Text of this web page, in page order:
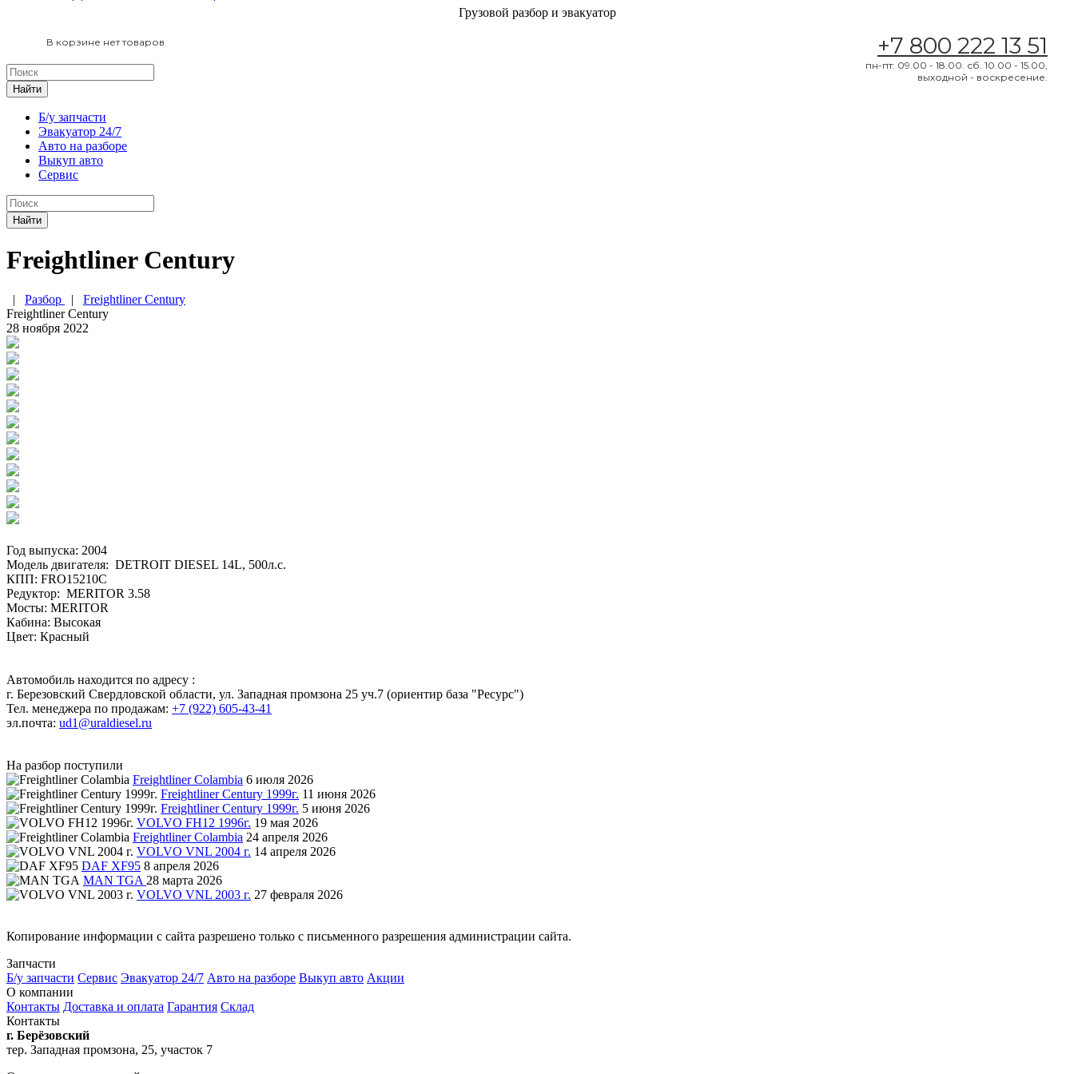
Грузовой разбор и эвакуатор
+7 800 222 13 51
пн-пт: 09.00 - 18.00. сб. 10.00 - 15.00,
выходной - воскресение.
В корзине нет товаров
Найти
Б/у запчасти
Эвакуатор 24/7
Авто на разборе
Выкуп авто
Сервис
Найти
Freightliner Century
| Разбор | Freightliner Century
Freightliner Century
28 ноября 2022
Год выпуска: 2004
Модель двигателя: DETROIT DIESEL 14L, 500л.с.
КПП: FRO15210С
Редуктор: MERITOR 3.58
Мосты: MERITOR
Кабина: Высокая
Цвет: Красный
Автомобиль находится по адресу :
г. Березовский Свердловской области, ул. Западная промзона 25 уч.7 (ориентир база "Ресурс")
Тел. менеджера по продажам: +7 (922) 605-43-41
эл.почта: ud1@uraldiesel.ru
На разбор поступили
Freightliner Colambia 6 июля 2026
Freightliner Century 1999г. 11 июня 2026
Freightliner Century 1999г. 5 июня 2026
VOLVO FH12 1996г. 19 мая 2026
Freightliner Colambia 24 апреля 2026
VOLVO VNL 2004 г. 14 апреля 2026
DAF XF95 8 апреля 2026
MAN TGA 28 марта 2026
VOLVO VNL 2003 г. 27 февраля 2026
Копирование информации с сайта разрешено только с письменного разрешения администрации сайта.
Запчасти
Б/у запчасти Сервис Эвакуатор 24/7 Авто на разборе Выкуп авто Акции
О компании
Контакты Доставка и оплата Гарантия Склад
Контакты
г. Берёзовский
тер. Западная промзона, 25, участок 7